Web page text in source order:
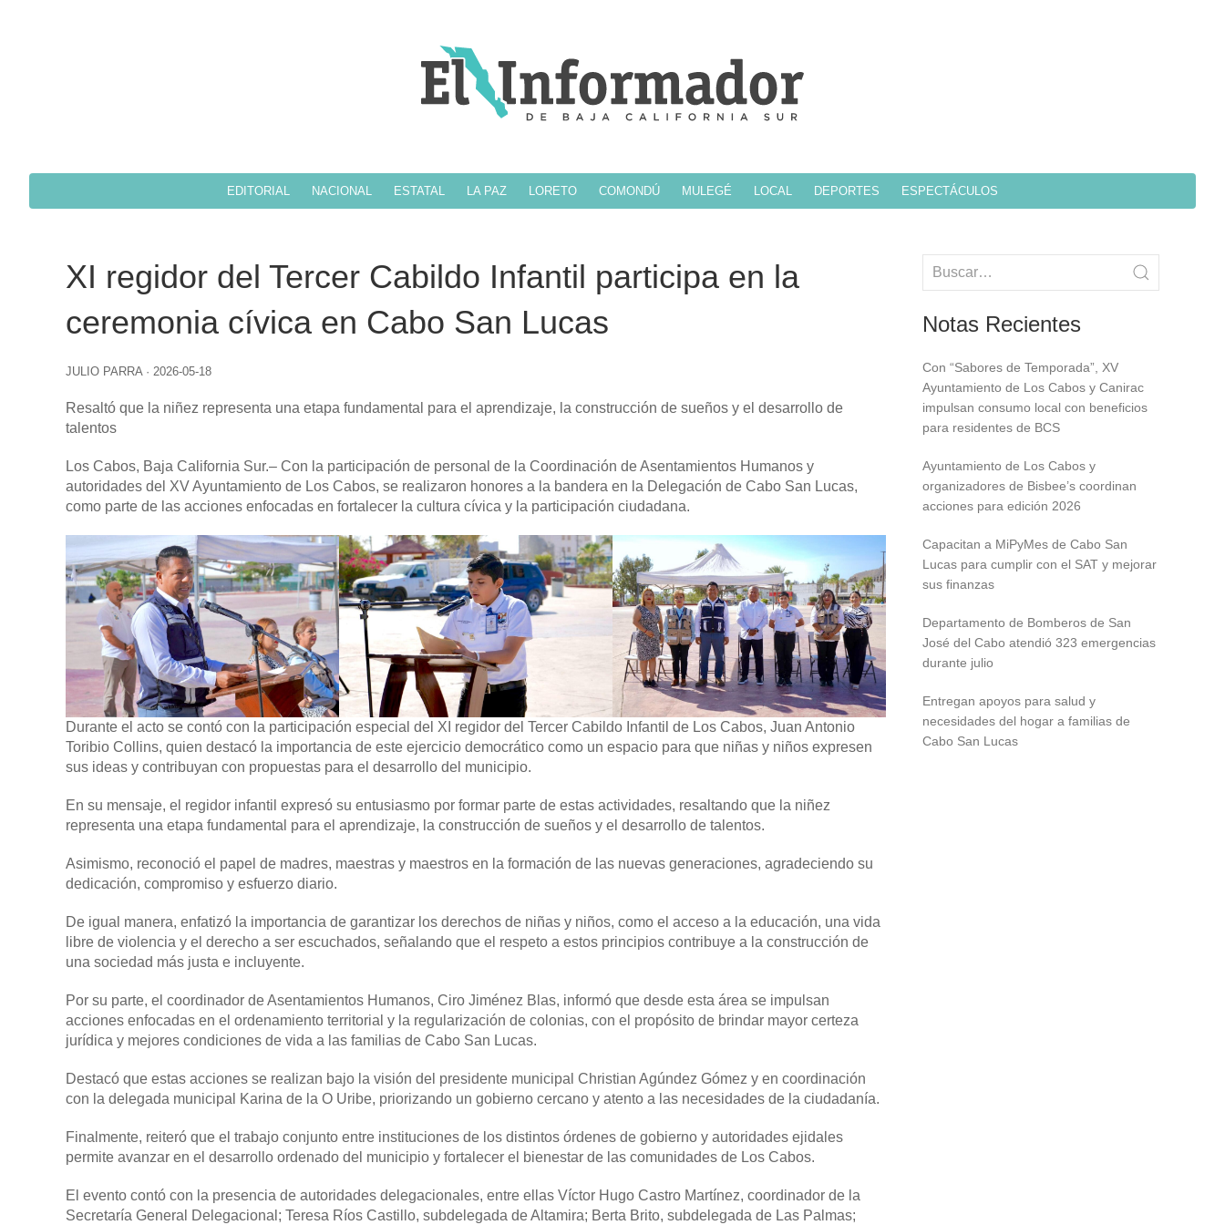
EDITORIAL NACIONAL ESTATAL LA PAZ LORETO COMONDÚ MULEGÉ LOCAL DEPORTES ESPECTÁCULOS
XI regidor del Tercer Cabildo Infantil participa en la
ceremonia cívica en Cabo San Lucas
JULIO PARRA · 2026-05-18
Resaltó que la niñez representa una etapa fundamental para el aprendizaje, la construcción de sueños y el desarrollo de
talentos
Los Cabos, Baja California Sur.– Con la participación de personal de la Coordinación de Asentamientos Humanos y
autoridades del XV Ayuntamiento de Los Cabos, se realizaron honores a la bandera en la Delegación de Cabo San Lucas,
como parte de las acciones enfocadas en fortalecer la cultura cívica y la participación ciudadana.
Durante el acto se contó con la participación especial del XI regidor del Tercer Cabildo Infantil de Los Cabos, Juan Antonio
Toribio Collins, quien destacó la importancia de este ejercicio democrático como un espacio para que niñas y niños expresen
sus ideas y contribuyan con propuestas para el desarrollo del municipio.
En su mensaje, el regidor infantil expresó su entusiasmo por formar parte de estas actividades, resaltando que la niñez
representa una etapa fundamental para el aprendizaje, la construcción de sueños y el desarrollo de talentos.
Asimismo, reconoció el papel de madres, maestras y maestros en la formación de las nuevas generaciones, agradeciendo su
dedicación, compromiso y esfuerzo diario.
De igual manera, enfatizó la importancia de garantizar los derechos de niñas y niños, como el acceso a la educación, una vida
libre de violencia y el derecho a ser escuchados, señalando que el respeto a estos principios contribuye a la construcción de
una sociedad más justa e incluyente.
Por su parte, el coordinador de Asentamientos Humanos, Ciro Jiménez Blas, informó que desde esta área se impulsan
acciones enfocadas en el ordenamiento territorial y la regularización de colonias, con el propósito de brindar mayor certeza
jurídica y mejores condiciones de vida a las familias de Cabo San Lucas.
Destacó que estas acciones se realizan bajo la visión del presidente municipal Christian Agúndez Gómez y en coordinación
con la delegada municipal Karina de la O Uribe, priorizando un gobierno cercano y atento a las necesidades de la ciudadanía.
Finalmente, reiteró que el trabajo conjunto entre instituciones de los distintos órdenes de gobierno y autoridades ejidales
permite avanzar en el desarrollo ordenado del municipio y fortalecer el bienestar de las comunidades de Los Cabos.
El evento contó con la presencia de autoridades delegacionales, entre ellas Víctor Hugo Castro Martínez, coordinador de la
Secretaría General Delegacional; Teresa Ríos Castillo, subdelegada de Altamira; Berta Brito, subdelegada de Las Palmas;
Notas Recientes
Con “Sabores de Temporada”, XV
Ayuntamiento de Los Cabos y Canirac
impulsan consumo local con beneficios
para residentes de BCS
Ayuntamiento de Los Cabos y
organizadores de Bisbee’s coordinan
acciones para edición 2026
Capacitan a MiPyMes de Cabo San
Lucas para cumplir con el SAT y mejorar
sus finanzas
Departamento de Bomberos de San
José del Cabo atendió 323 emergencias
durante julio
Entregan apoyos para salud y
necesidades del hogar a familias de
Cabo San Lucas